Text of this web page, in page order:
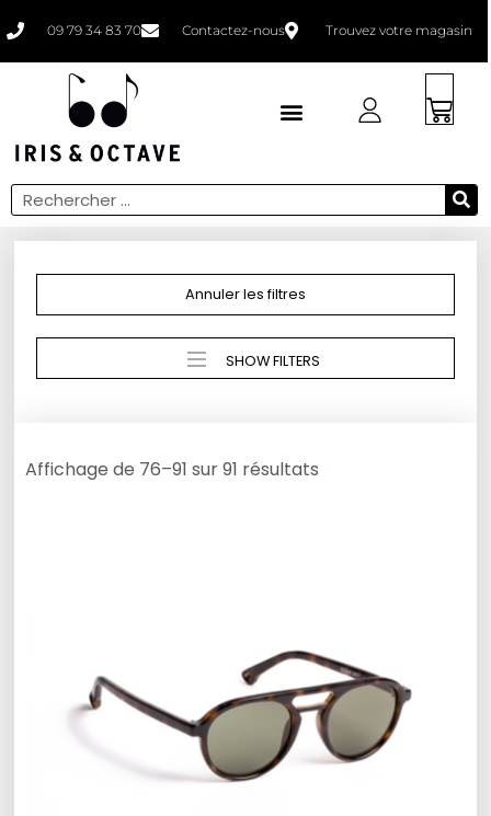
09 79 34 83 70 Contactez-nous Trouvez votre magasin
Annuler les filtres
SHOW FILTERS
Affichage de 76–91 sur 91 résultats